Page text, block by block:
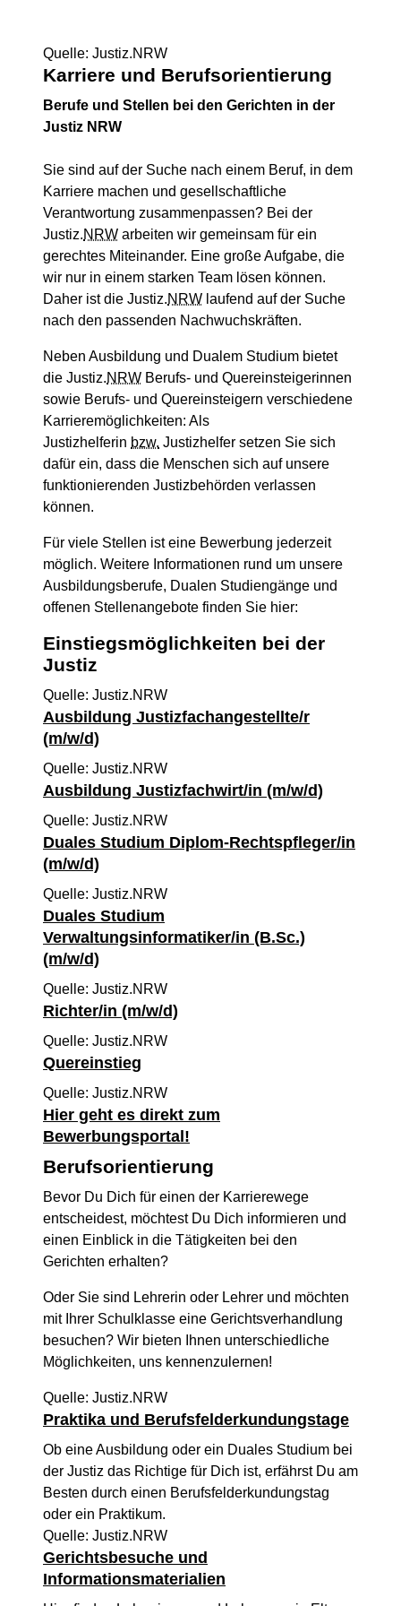
Quelle: Justiz.NRW
Karriere und Berufsorientierung
Berufe und Stellen bei den Gerichten in der
Justiz NRW
Sie sind auf der Suche nach einem Beruf, in dem
Karriere machen und gesellschaftliche
Verantwortung zusammenpassen? Bei der
Justiz.NRW arbeiten wir gemeinsam für ein
gerechtes Miteinander. Eine große Aufgabe, die
wir nur in einem starken Team lösen können.
Daher ist die Justiz.NRW laufend auf der Suche
nach den passenden Nachwuchskräften.
Neben Ausbildung und Dualem Studium bietet
die Justiz.NRW Berufs- und Quereinsteigerinnen
sowie Berufs- und Quereinsteigern verschiedene
Karrieremöglichkeiten: Als
Justizhelferin bzw. Justizhelfer setzen Sie sich
dafür ein, dass die Menschen sich auf unsere
funktionierenden Justizbehörden verlassen
können.
Für viele Stellen ist eine Bewerbung jederzeit
möglich. Weitere Informationen rund um unsere
Ausbildungsberufe, Dualen Studiengänge und
offenen Stellenangebote finden Sie hier:
Einstiegsmöglichkeiten bei der
Justiz
Quelle: Justiz.NRW
Ausbildung Justizfachangestellte/r
(m/w/d)
Quelle: Justiz.NRW
Ausbildung Justizfachwirt/in (m/w/d)
Quelle: Justiz.NRW
Duales Studium Diplom-Rechtspfleger/in
(m/w/d)
Quelle: Justiz.NRW
Duales Studium
Verwaltungsinformatiker/in (B.Sc.)
(m/w/d)
Quelle: Justiz.NRW
Richter/in (m/w/d)
Quelle: Justiz.NRW
Quereinstieg
Quelle: Justiz.NRW
Hier geht es direkt zum
Bewerbungsportal!
Berufsorientierung
Bevor Du Dich für einen der Karrierewege
entscheidest, möchtest Du Dich informieren und
einen Einblick in die Tätigkeiten bei den
Gerichten erhalten?
Oder Sie sind Lehrerin oder Lehrer und möchten
mit Ihrer Schulklasse eine Gerichtsverhandlung
besuchen? Wir bieten Ihnen unterschiedliche
Möglichkeiten, uns kennenzulernen!
Quelle: Justiz.NRW
Praktika und Berufsfelderkundungstage
Ob eine Ausbildung oder ein Duales Studium bei
der Justiz das Richtige für Dich ist, erfährst Du am
Besten durch einen Berufsfelderkundungstag
oder ein Praktikum.
Quelle: Justiz.NRW
Gerichtsbesuche und
Informationsmaterialien